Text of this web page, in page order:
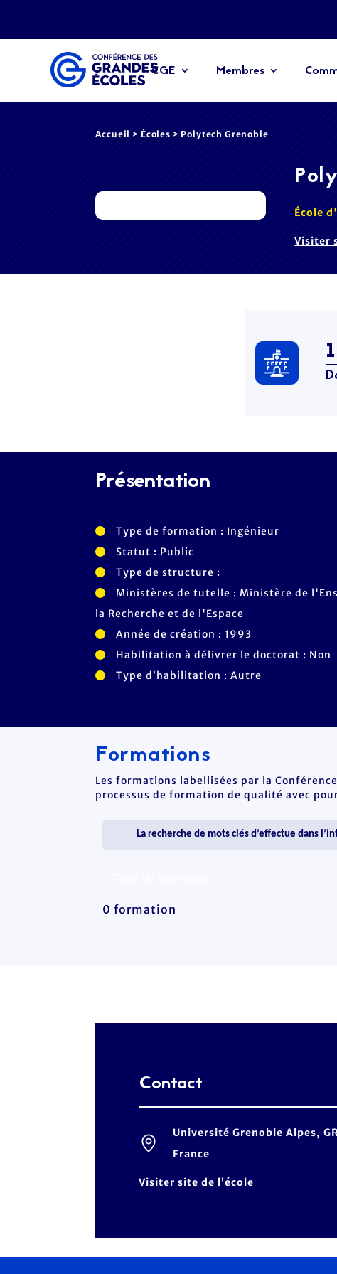
CGE Membres
Accueil > Écoles > Polytech Grenoble
École
Visiter
Présentation
Type de formation : Ingénieur
Statut : Public
Type de structure :
Ministères de tutelle : Ministère de
la Recherche et de l'Espace
Année de création : 1993
Habilitation à délivrer le doctorat : Non
Type d’habilitation : Autre
Formations
Les formations labellisées par la
processus de formation de qualité avec
0 formation
Contact
Université Grenoble Alpes,
France
Visiter site de l’école